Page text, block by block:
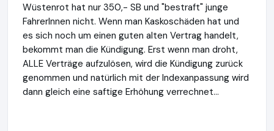
Wüstenrot hat nur 350,- SB und "bestraft" junge
FahrerInnen nicht. Wenn man Kaskoschäden hat und
es sich noch um einen guten alten Vertrag handelt,
bekommt man die Kündigung. Erst wenn man droht,
ALLE Verträge aufzulösen, wird die Kündigung zurück
genommen und natürlich mit der Indexanpassung wird
dann gleich eine saftige Erhöhung verrechnet...